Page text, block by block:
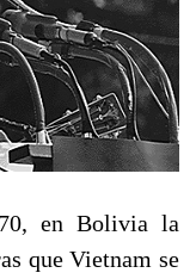
en Bolivia la
que Vietnam se